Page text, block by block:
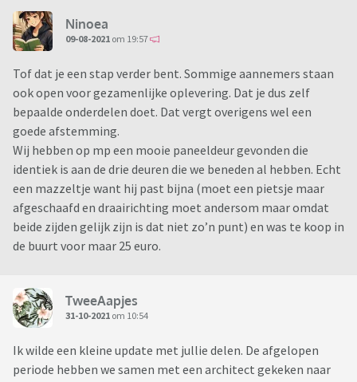
Ninoea
09-08-2021 om 19:57
Tof dat je een stap verder bent. Sommige aannemers staan
ook open voor gezamenlijke oplevering. Dat je dus zelf
bepaalde onderdelen doet. Dat vergt overigens wel een
goede afstemming.
Wij hebben op mp een mooie paneeldeur gevonden die
identiek is aan de drie deuren die we beneden al hebben. Echt
een mazzeltje want hij past bijna (moet een pietsje maar
afgeschaafd en draairichting moet andersom maar omdat
beide zijden gelijk zijn is dat niet zo’n punt) en was te koop in
de buurt voor maar 25 euro.
TweeAapjes
31-10-2021 om 10:54
Ik wilde een kleine update met jullie delen. De afgelopen
periode hebben we samen met een architect gekeken naar